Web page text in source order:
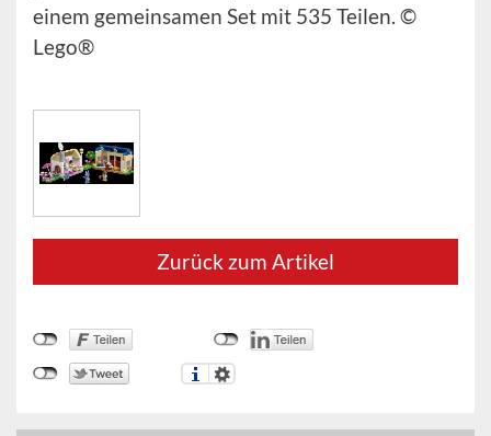
einem gemeinsamen Set mit 535 Teilen. ©
Lego®
Zurück zum Artikel